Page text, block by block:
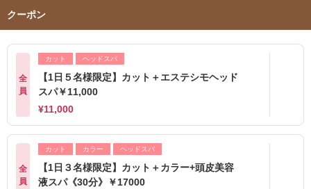
クーポン
全
員
カット ヘッドスパ
【1日５名様限定】カット＋エステシモヘッド
スパ￥11,000
¥11,000
全
員
カット カラー ヘッドスパ
【1日３名様限定】カット＋カラー+頭皮美容
液スパ《30分》￥17000